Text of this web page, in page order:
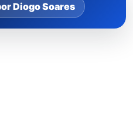
Diogo Soares